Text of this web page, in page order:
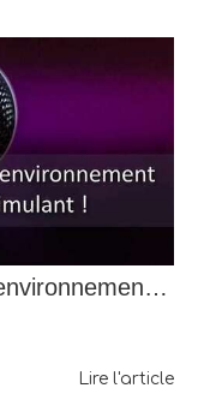
Faire le tri sélectif pour un environnement plus rayonnant et stimulant !
Lire l'article